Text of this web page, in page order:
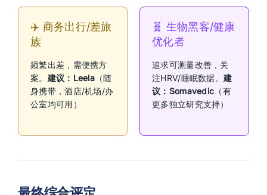
✈️ 商务出行/差旅
族
频繁出差，需便携方
案。 建议：Leela （随
身携带，酒店/机场/办
公室均可用）
🧬 生物黑客/健康
优化者
追求可测量改善，关
注HRV/睡眠数据。 建
议：Somavedic （有
更多独立研究支持）